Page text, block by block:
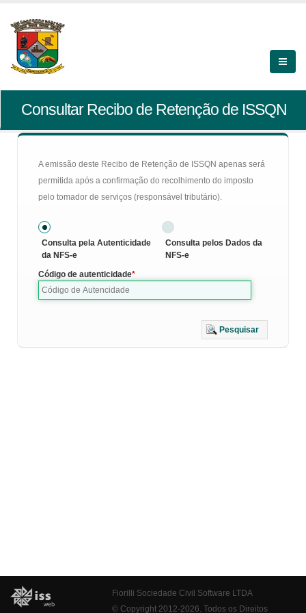
Consultar Recibo de Retenção de ISSQN
A emissão deste Recibo de Retenção de ISSQN apenas será
permitida após a confirmação do recolhimento do imposto
pelo tomador de serviços (responsável tributário).
Consulta pela Autenticidade
da NFS-e
Consulta pelos Dados da
NFS-e
Código de autenticidade
Pesquisar
Fiorilli Sociedade Civil Software LTDA
© Copyright 2012-2026. Todos os Direitos